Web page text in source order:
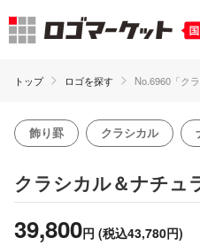
トップ ロゴを探す No.6960「ク
飾り罫 クラシカル
クラシカル＆ナチュ
39,800円 (税込43,780円)